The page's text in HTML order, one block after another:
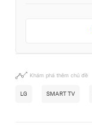
Khám phá thêm chủ đề
LG SMART TV